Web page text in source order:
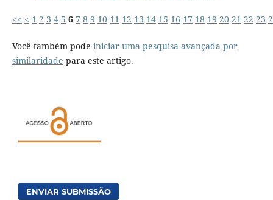
<< < 1 2 3 4 5 6 7 8 9 10 11 12 13 14 15 16 17 18 19 20 21 22 23
Você também pode iniciar uma pesquisa avançada por
similaridade para este artigo.
ENVIAR SUBMISSÃO